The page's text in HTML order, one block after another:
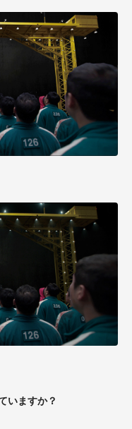
いますか？